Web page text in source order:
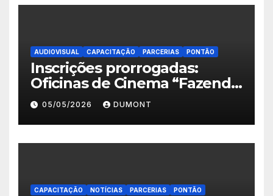
AUDIOVISUAL CAPACITAÇÃO PARCERIAS PONTÃO
Inscrições prorrogadas:
Oficinas de Cinema “Fazendo
Meu Primeiro Filme” em
Nova Iguaçu seguem abertas
até 11 de maio
05/05/2026 DUMONT
CAPACITAÇÃO NOTÍCIAS PARCERIAS PONTÃO